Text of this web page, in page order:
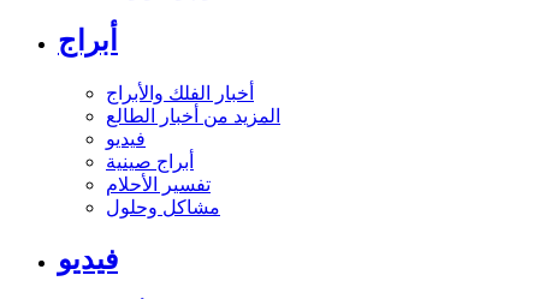
أبراج
أخبار الفلك والأبراج
المزيد من أخبار الطالع
فيديو
أبراج صينية
تفسير الأحلام
مشاكل وحلول
فيديو